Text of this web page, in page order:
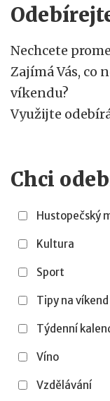
Nechcete
Zajímá Vás, co
víkendu?
Využijte
Chci
Hustopečský
Kultura
Sport
Tipy na víkend
Týdenní
Víno
Vzdělávání